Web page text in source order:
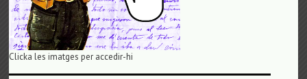
Clicka les imatges per accedir-hi